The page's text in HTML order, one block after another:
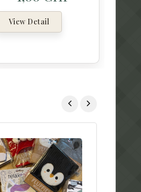
View Detail